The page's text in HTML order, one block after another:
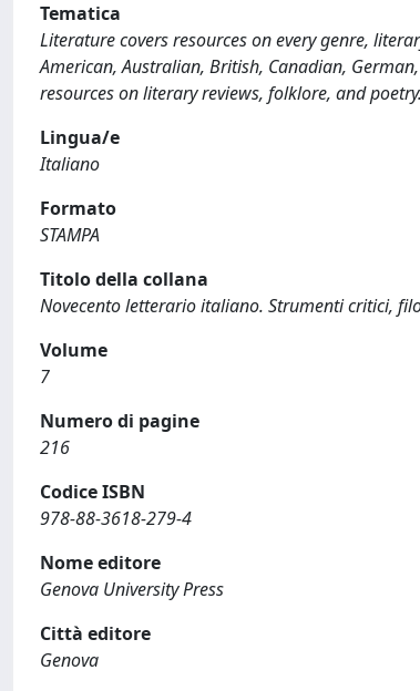
Tematica
Literature covers resources on every genre,
American, Australian, British, Canadian,
resources on literary reviews, folklore, and poetry.
Lingua/e
Italiano
Formato
STAMPA
Titolo della collana
Novecento letterario italiano. Strumenti critici,
Volume
7
Numero di pagine
216
Codice ISBN
978-88-3618-279-4
Nome editore
Genova University Press
Città editore
Genova